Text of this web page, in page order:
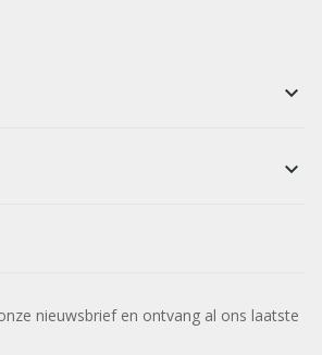
keyboard_arrow_down
keyboard_arrow_down
nieuwsbrief en ontvang al ons laatste